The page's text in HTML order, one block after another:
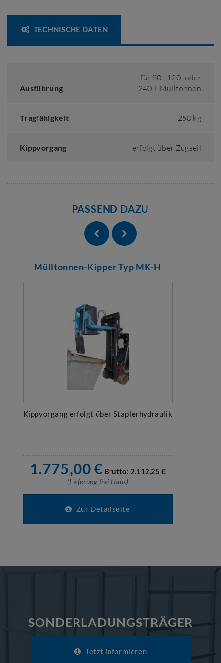
TECHNISCHE DATEN
Ausführung
für 80-, 120- oder
240-l-Mülltonnen
Tragfähigkeit 250 kg
Kippvorgang erfolgt über Zugseil
PASSEND DAZU
Mülltonnen-Kipper Typ MK-H
Kippvorgang erfolgt über Staplerhydraulik
1.775,00€ Brutto: 2.112,25 €
(Lieferung frei Haus)
Zur Detailseite
SONDERLADUNGSTRÄGER
Jetzt informieren